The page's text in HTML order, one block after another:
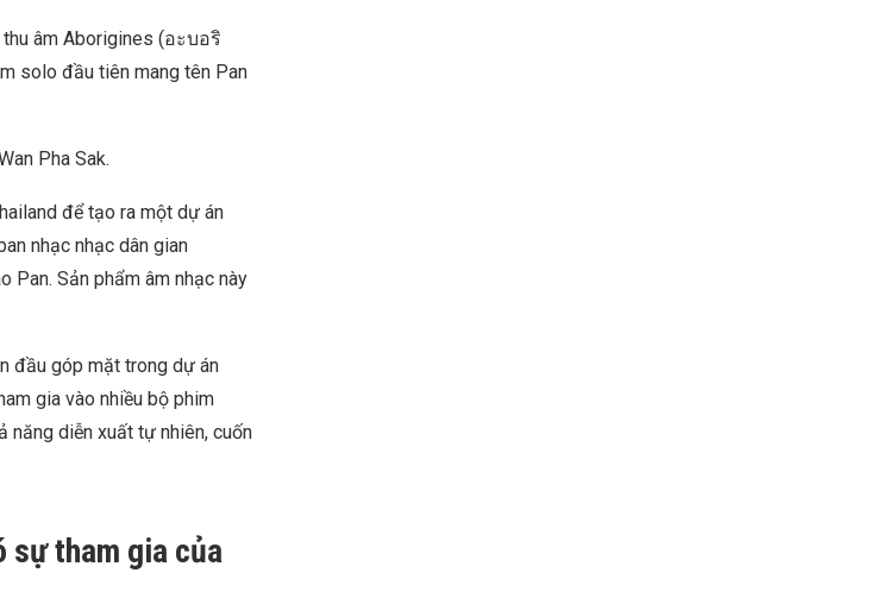
âm Aborigines (อะบอริ
solo đầu tiên mang tên Pan
Pha Sak.
để tạo ra một dự án
nhạc nhạc dân gian
Pan. Sản phẩm âm nhạc này
đầu góp mặt trong dự án
gia vào nhiều bộ phim
năng diễn xuất tự nhiên, cuốn
sự tham gia của